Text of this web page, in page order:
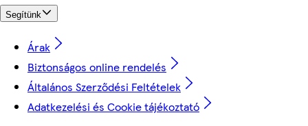
Segítünk
Árak
Biztonságos online rendelés
Általános Szerződési Feltételek
Adatkezelési és Cookie tájékoztató